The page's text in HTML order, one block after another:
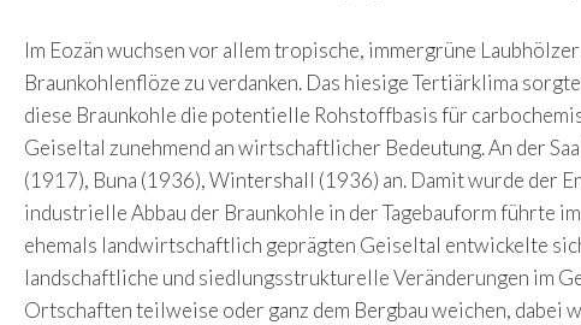
Im Eozän wuchsen vor allem tropische, immergrüne
Braunkohlenflöze zu verdanken. Das hiesige Tertiärklima
diese Braunkohle die potentielle Rohstoffbasis für
Geiseltal zunehmend an wirtschaftlicher Bedeutung. An der
(1917), Buna (1936), Wintershall (1936) an. Damit wurde der
industrielle Abbau der Braunkohle in der Tagebauform führte
ehemals landwirtschaftlich geprägten Geiseltal entwickelte
landschaftliche und siedlungsstrukturelle Veränderungen im
Ortschaften teilweise oder ganz dem Bergbau weichen,